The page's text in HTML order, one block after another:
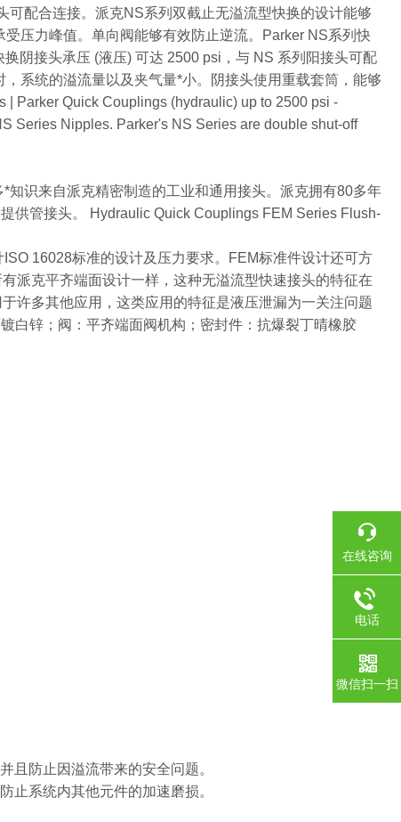
配合连接。派克NS系列双截止无溢流型快换的设计能够
压力峰值。单向阀能够有效防止逆流。Parker NS系列快
阴接头承压 (液压) 可达 2500 psi，与 NS 系列阳接头可配
系统的溢流量以及夹气量*小。阴接头使用重载套筒，能够
Parker Quick Couplings (hydraulic) up to 2500 psi -
Series Nipples. Parker's NS Series are double shut-off
识来自派克精密制造的工业和通用接头。派克拥有80多年
供管接头。 Hydraulic Quick Couplings FEM Series Flush-
16028标准的设计及压力要求。FEM标准件设计还可方
派克平齐端面设计一样，这种无溢流型快速接头的特征在
许多其他应用，这类应用的特征是液压泄漏为一关注问题
白锌；阀：平齐端面阀机构；密封件：抗爆裂丁晴橡胶
且防止因溢流带来的安全问题。
止系统内其他元件的加速磨损。
在线咨询
电话
微信扫一扫